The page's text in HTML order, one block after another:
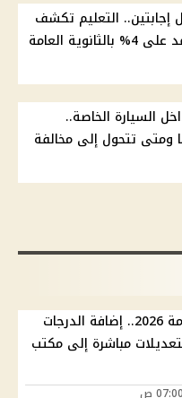
إجابتين.. التعليم تكشف
العامة
السيارة الخاصة..
ومتى تتحول إلى مخالفة
تظلمات الثانوية العامة 2026.. إضافة الدرجات
مباشرة إلى مكتب